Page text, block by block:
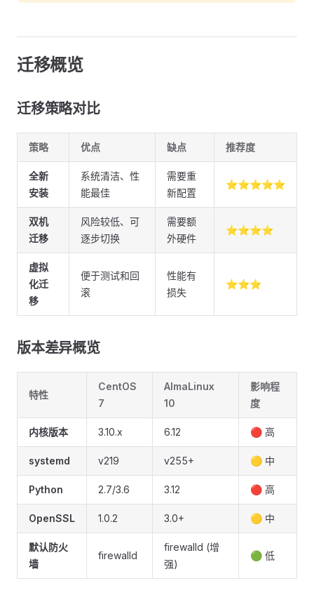
迁移概览
迁移策略对比
策略 优点 缺点 推荐度
全新
安装
系统清洁、性
能最佳
需要重
新配置
⭐⭐⭐⭐⭐
双机
迁移
风险较低、可
逐步切换
需要额
外硬件
⭐⭐⭐⭐
虚拟
化迁
移
便于测试和回
滚
性能有
损失
⭐⭐⭐
版本差异概览
特性
CentOS
7
AlmaLinux
10
影响程
度
内核版本 3.10.x 6.12 🔴 高
systemd v219 v255+ 🟡 中
Python 2.7/3.6 3.12 🔴 高
OpenSSL 1.0.2 3.0+ 🟡 中
默认防火
墙
firewalld
firewalld (增
强)
🟢 低